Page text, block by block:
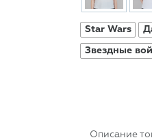
Star Wars
Звездные
Описание